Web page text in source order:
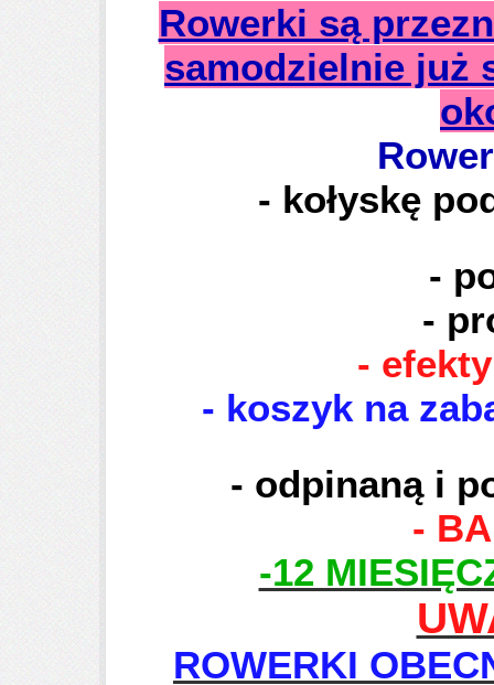
Rowerki są
samodzielnie już
- kołyskę
-
-
-
- koszyk na
- odpinaną i
-
-12
ROWERKI